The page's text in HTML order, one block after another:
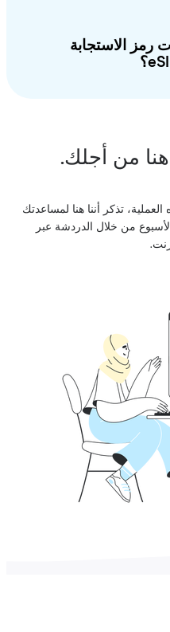
من أجلك.
تذكر أننا هنا لمساعدتك
من خلال الدردشة عبر